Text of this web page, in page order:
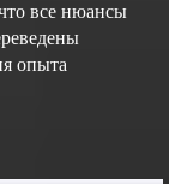
все нюансы
опыта